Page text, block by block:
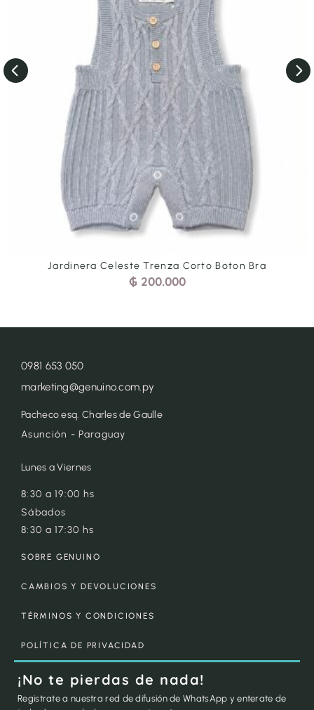
Jardinera Celeste Trenza Corto Boton Bra
₲ 200.000
0981 653 050
marketing@genuino.com.py
Pacheco esq. Charles de Gaulle
Asunción - Paraguay
Lunes a Viernes
8:30 a 19:00 hs
Sábados
8:30 a 17:30 hs
SOBRE GENUINO
CAMBIOS Y DEVOLUCIONES
TÉRMINOS Y CONDICIONES
POLÍTICA DE PRIVACIDAD
¡No te pierdas de nada!
Registrate a nuestra red de difusión de WhatsApp y enterate de